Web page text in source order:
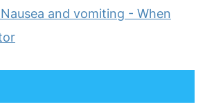
and vomiting - When